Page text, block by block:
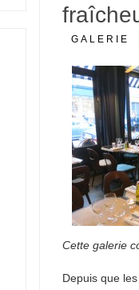
GALERIE
Cette galerie
Depuis que